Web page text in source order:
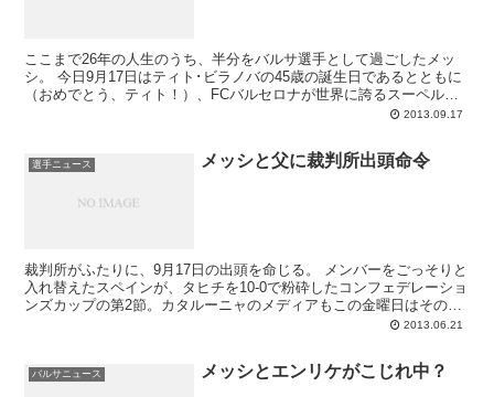
ここまで26年の人生のうち、半分をバルサ選手として過ごしたメッ
シ。 今日9月17日はティト･ビラノバの45歳の誕生日であるとともに
（おめでとう、ティト！）、FCバルセロナが世界に誇るスーペルク
2013.09.17
選手ニュース メッシと父に裁判所出頭命令
裁判所がふたりに、9月17日の出頭を命じる。 メンバーをごっそりと
入れ替えたスペインが、タヒチを10-0で粉砕したコンフェデレーショ
ンズカップの第2節。カタルーニャのメディアもこの金曜日はその話
2013.06.21
バルサニュース メッシとエンリケがこじれ中？